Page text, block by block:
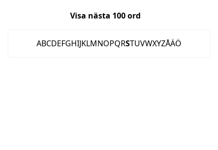
Visa nästa 100ord
ABCDEFGHIJKLMNOPQRSTUVWXYZÅÄÖ